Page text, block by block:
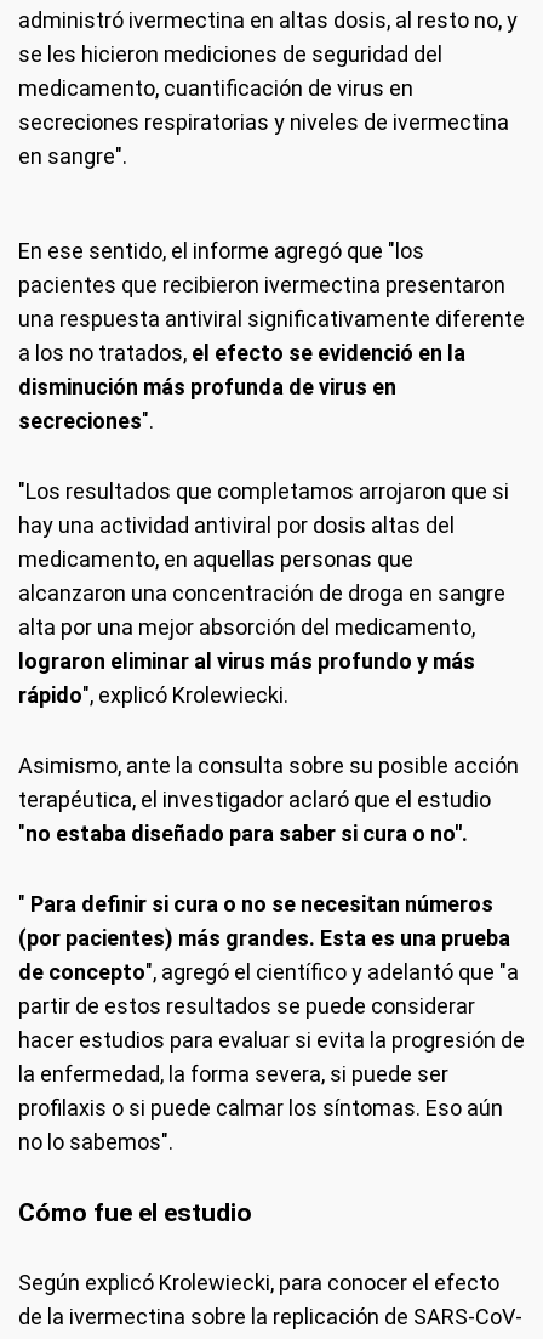
administró ivermectina en altas dosis, al resto no, y
se les hicieron mediciones de seguridad del
medicamento, cuantificación de virus en
secreciones respiratorias y niveles de ivermectina
en sangre".
En ese sentido, el informe agregó que "los
pacientes que recibieron ivermectina presentaron
una respuesta antiviral significativamente diferente
a los no tratados, el efecto se evidenció en la
disminución más profunda de virus en
secreciones".
"Los resultados que completamos arrojaron que si
hay una actividad antiviral por dosis altas del
medicamento, en aquellas personas que
alcanzaron una concentración de droga en sangre
alta por una mejor absorción del medicamento,
lograron eliminar al virus más profundo y más
rápido", explicó Krolewiecki.
Asimismo, ante la consulta sobre su posible acción
terapéutica, el investigador aclaró que el estudio
"no estaba diseñado para saber si cura o no".
" Para definir si cura o no se necesitan números
(por pacientes) más grandes. Esta es una prueba
de concepto", agregó el científico y adelantó que "a
partir de estos resultados se puede considerar
hacer estudios para evaluar si evita la progresión de
la enfermedad, la forma severa, si puede ser
profilaxis o si puede calmar los síntomas. Eso aún
no lo sabemos".
Cómo fue el estudio
Según explicó Krolewiecki, para conocer el efecto
de la ivermectina sobre la replicación de SARS-CoV-